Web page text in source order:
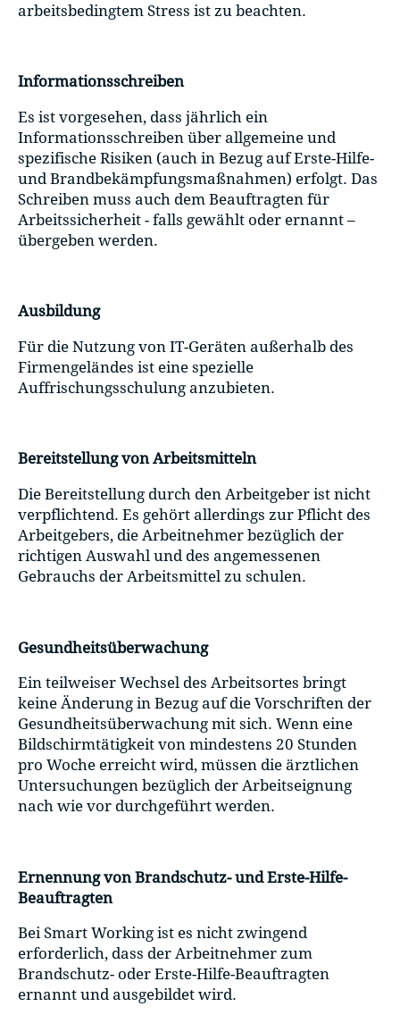
arbeitsbedingtem Stress ist zu beachten.
Informationsschreiben
Es ist vorgesehen, dass jährlich ein
Informationsschreiben über allgemeine und
spezifische Risiken (auch in Bezug auf Erste-Hilfe-
und Brandbekämpfungsmaßnahmen) erfolgt. Das
Schreiben muss auch dem Beauftragten für
Arbeitssicherheit - falls gewählt oder ernannt –
übergeben werden.
Ausbildung
Für die Nutzung von IT-Geräten außerhalb des
Firmengeländes ist eine spezielle
Auffrischungsschulung anzubieten.
Bereitstellung von Arbeitsmitteln
Die Bereitstellung durch den Arbeitgeber ist nicht
verpflichtend. Es gehört allerdings zur Pflicht des
Arbeitgebers, die Arbeitnehmer bezüglich der
richtigen Auswahl und des angemessenen
Gebrauchs der Arbeitsmittel zu schulen.
Gesundheitsüberwachung
Ein teilweiser Wechsel des Arbeitsortes bringt
keine Änderung in Bezug auf die Vorschriften der
Gesundheitsüberwachung mit sich. Wenn eine
Bildschirmtätigkeit von mindestens 20 Stunden
pro Woche erreicht wird, müssen die ärztlichen
Untersuchungen bezüglich der Arbeitseignung
nach wie vor durchgeführt werden.
Ernennung von Brandschutz- und Erste-Hilfe-
Beauftragten
Bei Smart Working ist es nicht zwingend
erforderlich, dass der Arbeitnehmer zum
Brandschutz- oder Erste-Hilfe-Beauftragten
ernannt und ausgebildet wird.